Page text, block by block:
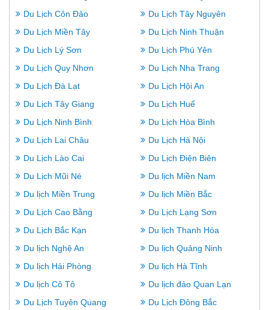
Du Lịch Côn Đảo
Du Lịch Tây Nguyên
Du Lịch Miền Tây
Du Lịch Ninh Thuận
Du Lịch Lý Sơn
Du Lịch Phú Yên
Du Lịch Quy Nhơn
Du Lịch Nha Trang
Du Lịch Đà Lạt
Du Lịch Hội An
Du Lịch Tây Giang
Du Lịch Huế
Du Lịch Ninh Bình
Du Lịch Hòa Bình
Du Lịch Lai Châu
Du Lịch Hà Nội
Du Lịch Lào Cai
Du Lịch Điện Biên
Du Lịch Mũi Né
Du lịch Miền Nam
Du lịch Miền Trung
Du lịch Miền Bắc
Du Lịch Cao Bằng
Du Lịch Lạng Sơn
Du Lịch Bắc Kạn
Du lịch Thanh Hóa
Du lịch Nghệ An
Du lịch Quảng Ninh
Du lịch Hải Phòng
Du lịch Hà Tĩnh
Du lịch Cô Tô
Du lịch đảo Quan Lạn
Du Lịch Tuyên Quang
Du Lịch Đông Bắc